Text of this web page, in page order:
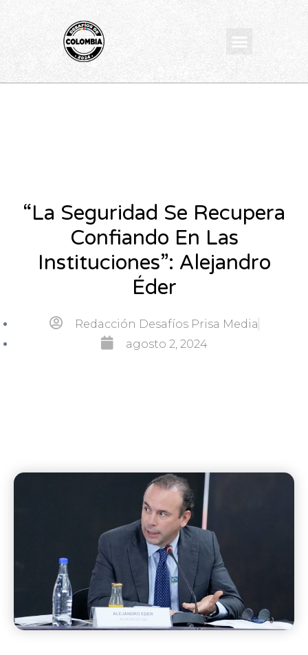
Menu
“La Seguridad Se Recupera
Confiando En Las
Instituciones”: Alejandro
Éder
Redacción Desafíos Prisa Media
agosto 2, 2024